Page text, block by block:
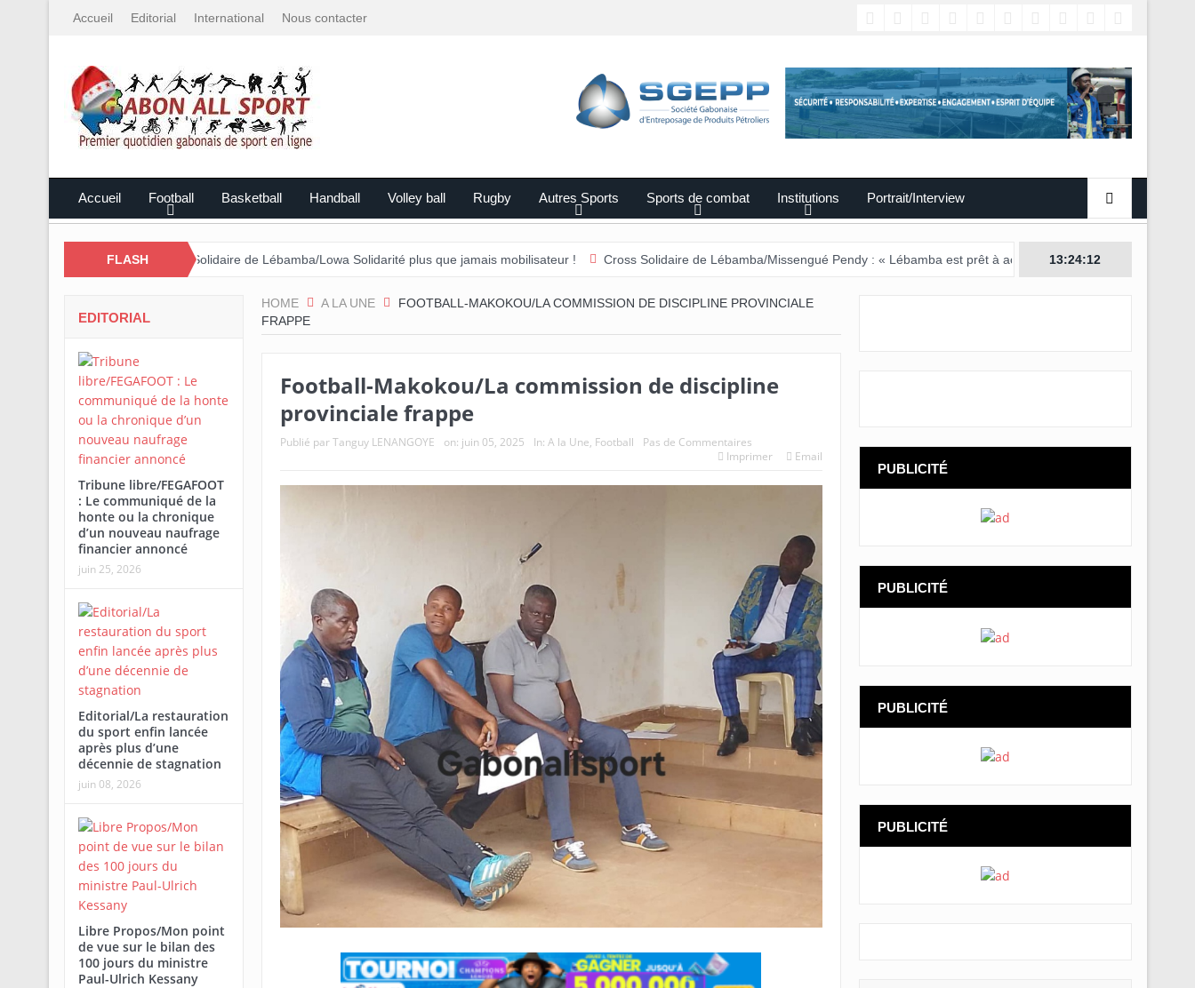
Accueil Editorial International Nous contacter
Accueil Football Basketball Handball Volley ball Rugby Autres Sports Sports de combat Institutions Portrait/Interview
FLASH
Cross Solidaire de Lébamba/Lowa Solidarité plus que jamais mobilisateur ! Cross Solidaire de Lébamba/Missengué Pendy : « Lébamba est prêt à accueillir ce grand événement »
13:24:13
HOME A LA UNE
FOOTBALL-MAKOKOU/LA COMMISSION DE DISCIPLINE PROVINCIALE
FRAPPE
Football-Makokou/La commission de discipline
provinciale frappe
Publié parTanguy LENANGOYE on: juin 05, 2025 In: A la Une, Football
Pas de Commentaires
Imprimer
Email
EDITORIAL
Tribune libre/FEGAFOOT
: Le communiqué de la
honte ou la chronique
d’un nouveau naufrage
financier annoncé
juin 25, 2026
Editorial/La restauration
du sport enfin lancée
après plus d’une
décennie de stagnation
juin 08, 2026
Libre Propos/Mon point
de vue sur le bilan des
100 jours du ministre
Paul-Ulrich Kessany
PUBLICITÉ
PUBLICITÉ
PUBLICITÉ
PUBLICITÉ